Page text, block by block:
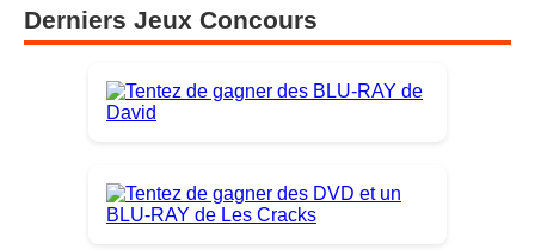
Derniers Jeux Concours